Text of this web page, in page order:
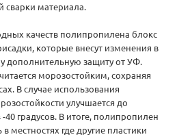
сварки материала.
качеств полипропилена блокс
которые внесут изменения в
дополнительную защиту от УФ.
морозостойким, сохраняя
В случае использования
улучшается до
40 градусов. В итоге, полипропилен
местностях где другие пластики